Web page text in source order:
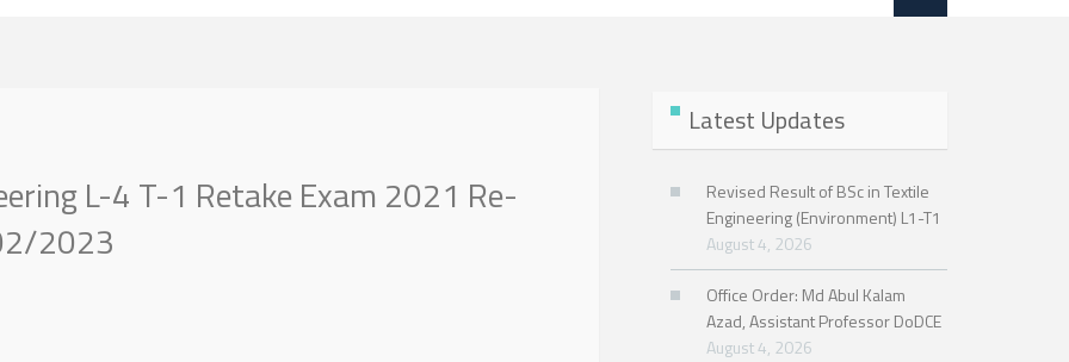
L-4 T-1 Retake Exam 2021 Re-
2023
Latest Updates
Revised Result of BSc in Textile
Engineering (Environment) L1-T1
August 4, 2026
Office Order: Md Abul Kalam
Azad, Assistant Professor DoDCE
August 4, 2026